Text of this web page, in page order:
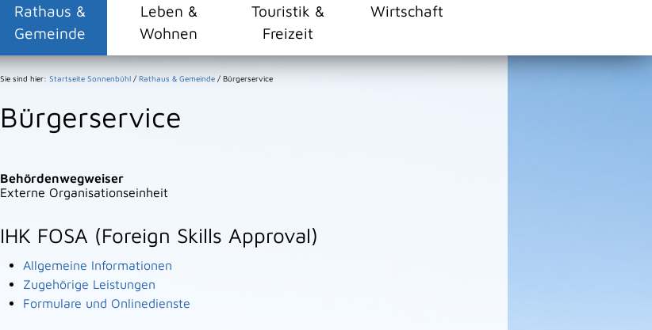
Rathaus &
Gemeinde
Leben &
Wohnen
Touristik &
Freizeit
Wirtschaft
Sie sind hier: Startseite Sonnenbühl / Rathaus & Gemeinde / Bürgerservice
Bürgerservice
Behördenwegweiser
Externe Organisationseinheit
IHK FOSA (Foreign Skills Approval)
Allgemeine Informationen
Zugehörige Leistungen
Formulare und Onlinedienste